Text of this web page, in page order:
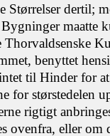
Størrelser dertil;
maatte
benyttet
til Hinder for
for størstedelen
rigtigt
ovenfra, eller om